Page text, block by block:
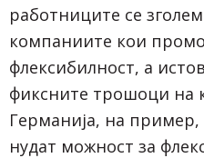
работниците се
компаниите кои
флексибилност, а
фиксните трошоци на
Германија, на
нудат можност за